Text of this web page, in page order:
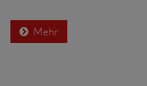
Mehr